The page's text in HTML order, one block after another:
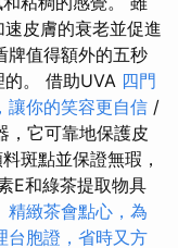
皮膚的衰老並促進
牌值得額外的五秒
的。 借助UVA 四門
讓你的笑容更自信 /
，它可靠地保護皮
斑點並保證無瑕，
E和綠茶提取物具
精緻茶會點心，為
台胞證，省時又方